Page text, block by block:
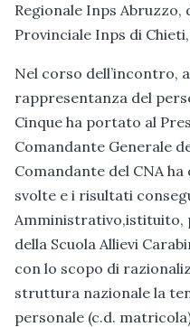
Regionale Inps Abruzzo,
Provinciale Inps di
Nel corso dell’incontro,
rappresentanza del
Cinque ha portato al
Comandante Generale
Comandante del CNA
svolte e i risultati
Amministrativo,istituito,
della Scuola Allievi
con lo scopo di
struttura nazionale la
personale (c.d.